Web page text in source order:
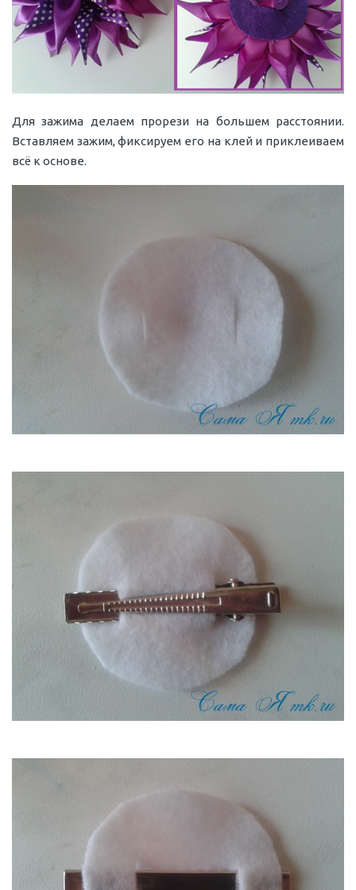
Для зажима делаем прорези на большем расстоянии.
Вставляем зажим, фиксируем его на клей и приклеиваем
всё к основе.